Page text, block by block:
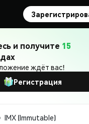
и получите 15
ждёт вас!
Регистрация
IMX (Immutable)